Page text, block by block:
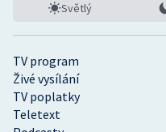
TV program
Živé vysílání
TV poplatky
Teletext
Světlý